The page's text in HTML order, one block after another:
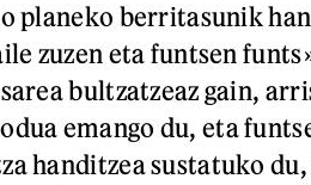
planeko berritasunik
zuzen eta funtsen
bultzatzeaz gain,
emango du, eta
handitzea sustatuko